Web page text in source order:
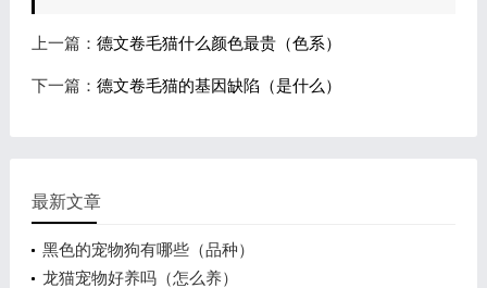
上一篇： 德文卷毛猫什么颜色最贵（色系）
下一篇： 德文卷毛猫的基因缺陷（是什么）
最新文章
黑色的宠物狗有哪些（品种）
龙猫宠物好养吗（怎么养）